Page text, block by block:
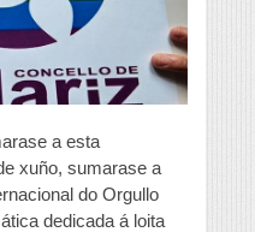
a esta
xuño, sumarase a
do Orgullo
dedicada á loita